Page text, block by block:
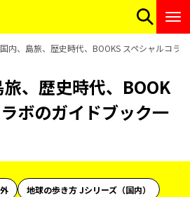
内、島旅、歴史時代、BOOKS スペシャルコラ
、歴史時代、BOOK
ボのガイドブック一
地球の歩き方 Jシリーズ（国内）